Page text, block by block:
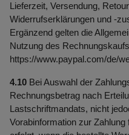
Lieferzeit, Versendung,
Widerrufserklärungen und -
Ergänzend gelten die
Nutzung des
https://www.paypal.com/de/
4.10 Bei Auswahl der
Rechnungsbetrag nach
Lastschriftmandats, nicht
Vorabinformation zur